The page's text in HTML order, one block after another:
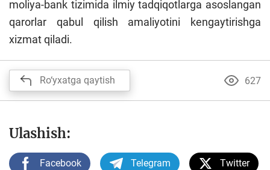
moliya-bank tizimida ilmiy tadqiqotlarga asoslangan
qarorlar qabul qilish amaliyotini kengaytirishga
xizmat qiladi.
Ro‘yxatga qaytish 627
Ulashish:
Facebook Telegram Twitter